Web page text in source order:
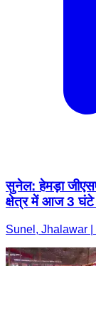
सुनेल: हेमड़ा
क्षेत्र में आज 3 घंटे
Sunel, Jhalawar